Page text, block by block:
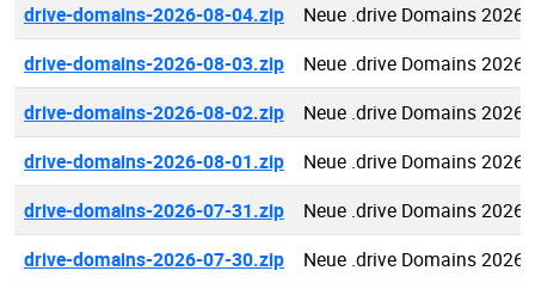
drive-domains-2026-08-04.zip
Neue .drive Domains 2026-
drive-domains-2026-08-03.zip
Neue .drive Domains 2026-
drive-domains-2026-08-02.zip
Neue .drive Domains 2026-
drive-domains-2026-08-01.zip
Neue .drive Domains 2026-
drive-domains-2026-07-31.zip
Neue .drive Domains 2026-
drive-domains-2026-07-30.zip
Neue .drive Domains 2026-